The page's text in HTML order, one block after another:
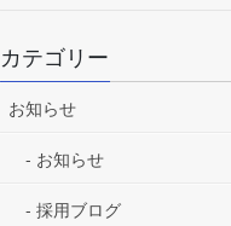
カテゴリー
お知らせ
お知らせ
採用ブログ